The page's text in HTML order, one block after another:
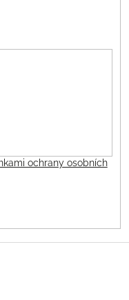
ochrany osobních